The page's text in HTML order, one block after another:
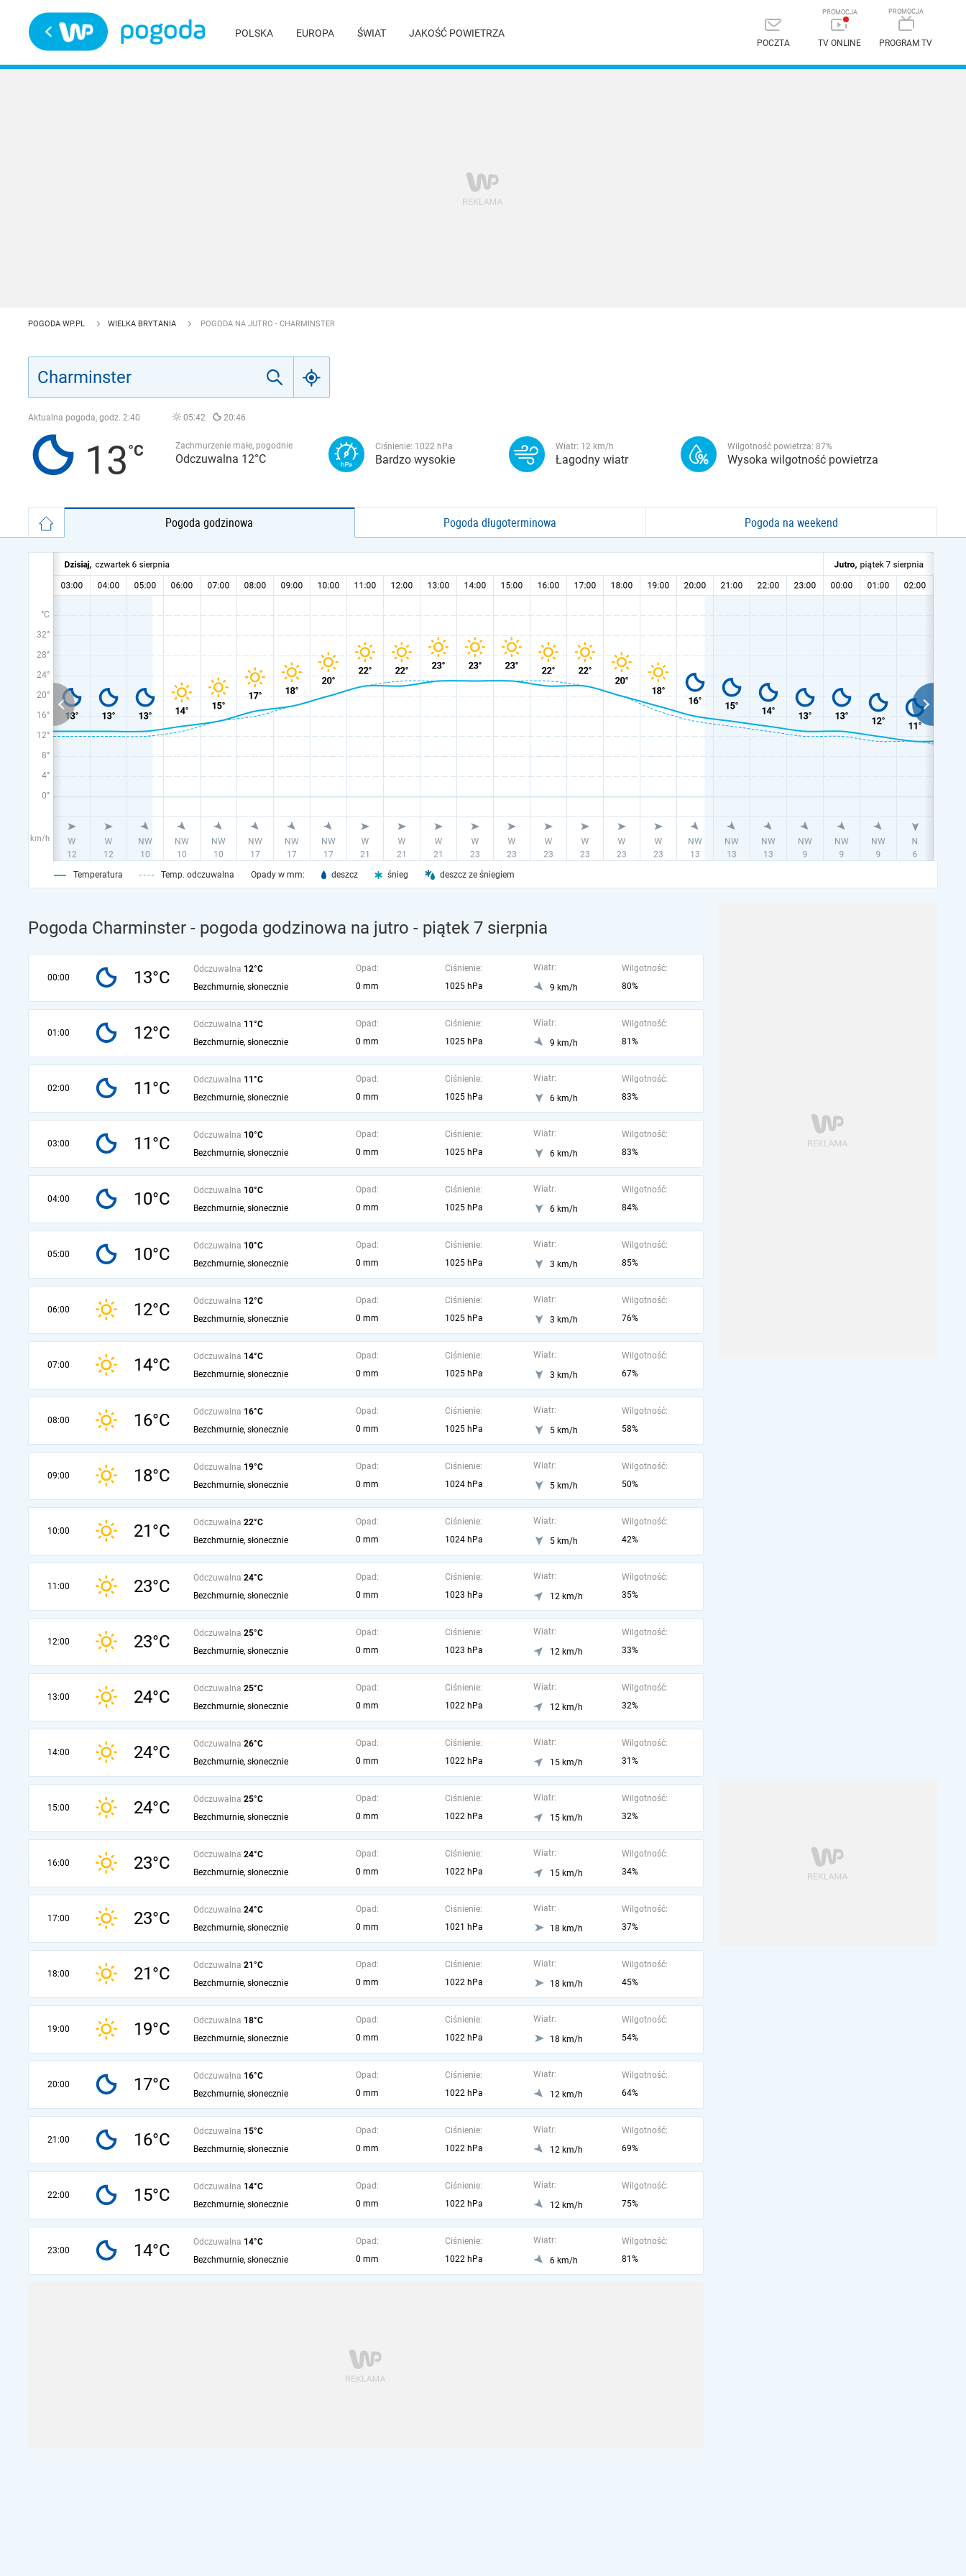
POLSKA EUROPA ŚWIAT JAKOŚĆ POWIETRZA
POCZTA TV ONLINE PROGRAM TV
POGODA WP.PL WIELKA BRYTANIA POGODA NA JUTRO - CHARMINSTER
Aktualna pogoda, godz. 2:40 05:42 20:46
13 Zachmurzenie małe, pogodnie
Odczuwalna 12°C
Ciśnienie: 1022 hPa
Bardzo wysokie
Wiatr: 12 km/h
Łagodny wiatr
Wilgotność powietrza: 87%
Wysoka wilgotność powietrza
Pogoda godzinowa Pogoda długoterminowa Pogoda na weekend
°C
32°
28°
24°
20°
16°
12°
8°
4°
0°
km/h
Temperatura Temp. odczuwalna Opady w mm: deszcz śnieg deszcz ze śniegiem
Pogoda Charminster - pogoda godzinowa na jutro - piątek 7 sierpnia
00:00 13°C Odczuwalna 12°C
Bezchmurnie, słonecznie
Opad:
0 mm
Ciśnienie:
1025 hPa
Wiatr:
9 km/h
Wilgotność:
80%
01:00 12°C Odczuwalna 11°C
Bezchmurnie, słonecznie
Opad:
0 mm
Ciśnienie:
1025 hPa
Wiatr:
9 km/h
Wilgotność:
81%
02:00 11°C Odczuwalna 11°C
Bezchmurnie, słonecznie
Opad:
0 mm
Ciśnienie:
1025 hPa
Wiatr:
6 km/h
Wilgotność:
83%
03:00 11°C Odczuwalna 10°C
Bezchmurnie, słonecznie
Opad:
0 mm
Ciśnienie:
1025 hPa
Wiatr:
6 km/h
Wilgotność:
83%
04:00 10°C Odczuwalna 10°C
Bezchmurnie, słonecznie
Opad:
0 mm
Ciśnienie:
1025 hPa
Wiatr:
6 km/h
Wilgotność:
84%
05:00 10°C Odczuwalna 10°C
Bezchmurnie, słonecznie
Opad:
0 mm
Ciśnienie:
1025 hPa
Wiatr:
3 km/h
Wilgotność:
85%
06:00 12°C Odczuwalna 12°C
Bezchmurnie, słonecznie
Opad:
0 mm
Ciśnienie:
1025 hPa
Wiatr:
3 km/h
Wilgotność:
76%
07:00 14°C Odczuwalna 14°C
Bezchmurnie, słonecznie
Opad:
0 mm
Ciśnienie:
1025 hPa
Wiatr:
3 km/h
Wilgotność:
67%
08:00 16°C Odczuwalna 16°C
Bezchmurnie, słonecznie
Opad:
0 mm
Ciśnienie:
1025 hPa
Wiatr:
5 km/h
Wilgotność:
58%
09:00 18°C Odczuwalna 19°C
Bezchmurnie, słonecznie
Opad:
0 mm
Ciśnienie:
1024 hPa
Wiatr:
5 km/h
Wilgotność:
50%
10:00 21°C Odczuwalna 22°C
Bezchmurnie, słonecznie
Opad:
0 mm
Ciśnienie:
1024 hPa
Wiatr:
5 km/h
Wilgotność:
42%
11:00 23°C Odczuwalna 24°C
Bezchmurnie, słonecznie
Opad:
0 mm
Ciśnienie:
1023 hPa
Wiatr:
12 km/h
Wilgotność:
35%
12:00 23°C Odczuwalna 25°C
Bezchmurnie, słonecznie
Opad:
0 mm
Ciśnienie:
1023 hPa
Wiatr:
12 km/h
Wilgotność:
33%
13:00 24°C Odczuwalna 25°C
Bezchmurnie, słonecznie
Opad:
0 mm
Ciśnienie:
1022 hPa
Wiatr:
12 km/h
Wilgotność:
32%
14:00 24°C Odczuwalna 26°C
Bezchmurnie, słonecznie
Opad:
0 mm
Ciśnienie:
1022 hPa
Wiatr:
15 km/h
Wilgotność:
31%
15:00 24°C Odczuwalna 25°C
Bezchmurnie, słonecznie
Opad:
0 mm
Ciśnienie:
1022 hPa
Wiatr:
15 km/h
Wilgotność:
32%
16:00 23°C Odczuwalna 24°C
Bezchmurnie, słonecznie
Opad:
0 mm
Ciśnienie:
1022 hPa
Wiatr:
15 km/h
Wilgotność:
34%
17:00 23°C Odczuwalna 24°C
Bezchmurnie, słonecznie
Opad:
0 mm
Ciśnienie:
1021 hPa
Wiatr:
18 km/h
Wilgotność:
37%
18:00 21°C Odczuwalna 21°C
Bezchmurnie, słonecznie
Opad:
0 mm
Ciśnienie:
1022 hPa
Wiatr:
18 km/h
Wilgotność:
45%
19:00 19°C Odczuwalna 18°C
Bezchmurnie, słonecznie
Opad:
0 mm
Ciśnienie:
1022 hPa
Wiatr:
18 km/h
Wilgotność:
54%
20:00 17°C Odczuwalna 16°C
Bezchmurnie, słonecznie
Opad:
0 mm
Ciśnienie:
1022 hPa
Wiatr:
12 km/h
Wilgotność:
64%
21:00 16°C Odczuwalna 15°C
Bezchmurnie, słonecznie
Opad:
0 mm
Ciśnienie:
1022 hPa
Wiatr:
12 km/h
Wilgotność:
69%
22:00 15°C Odczuwalna 14°C
Bezchmurnie, słonecznie
Opad:
0 mm
Ciśnienie:
1022 hPa
Wiatr:
12 km/h
Wilgotność:
75%
23:00 14°C Odczuwalna 14°C
Bezchmurnie, słonecznie
Opad:
0 mm
Ciśnienie:
1022 hPa
Wiatr:
6 km/h
Wilgotność:
81%